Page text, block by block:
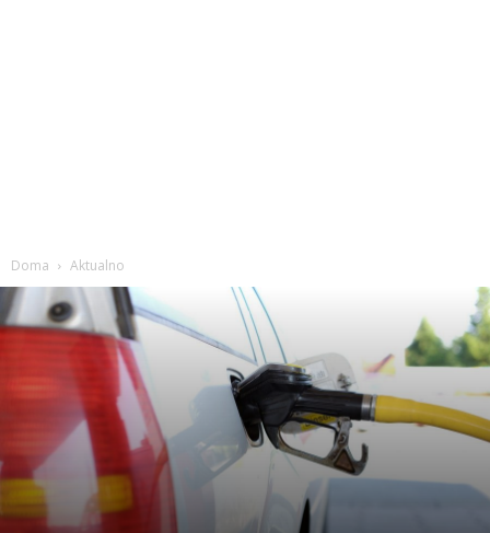
Doma Aktualno